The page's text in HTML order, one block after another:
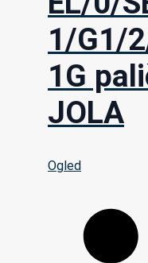
1/G1/
1G
JOLA
Ogled